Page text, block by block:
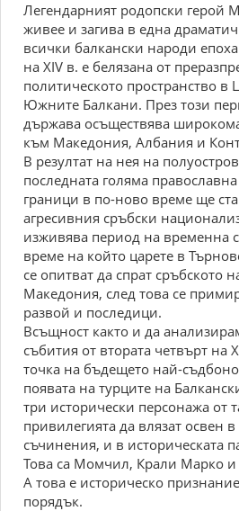
Легендарният родопски герой
живее и загива в една
всички балкански народи
на ХIV в. е белязана от
политическото пространство в
Южните Балкани. През този
държава осъществява
към Македония, Албания и
В резултат на нея на
последната голяма
граници в по-ново време ще
агресивния сръбски
изживява период на временна
време на който царете в
се опитват да спрат сръбското
Македония, след това се
развой и последици.
Всъщност както и да
събития от втората четвърт на
точка на бъдещето най-
появата на турците на
три исторически персонажа от
привилегията да влязат освен
съчинения, и в историческата
Това са Момчил, Крали Марко
А това е историческо
порядък.